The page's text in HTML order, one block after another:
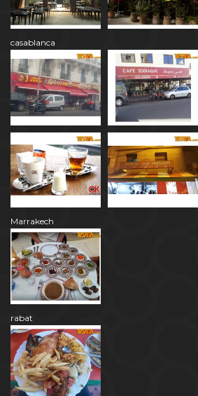
casablanca
Marrakech
rabat